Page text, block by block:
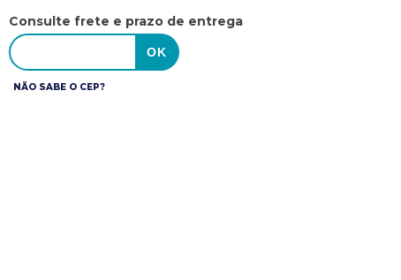
Consulte frete e prazo de entrega
NÃO SABE O CEP?